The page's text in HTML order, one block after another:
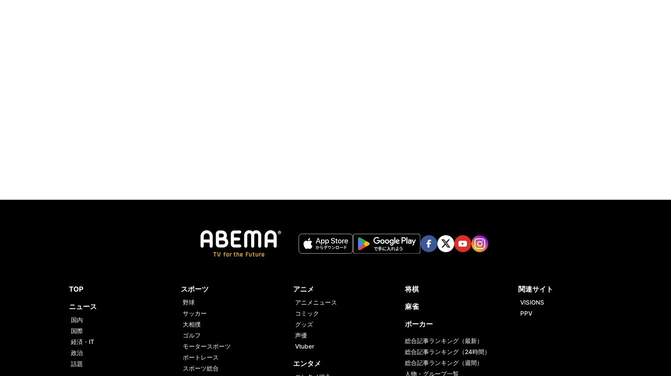
TOP
ニュース
国内
国際
経済・IT
政治
話題
スポーツ
野球
サッカー
大相撲
ゴルフ
モータースポーツ
ボートレース
スポーツ総合
アニメ
アニメニュース
コミック
グッズ
声優
Vtuber
エンタメ
将棋
麻雀
ポーカー
総合記事ランキング（最新）
総合記事ランキング（24時間）
総合記事ランキング（週間）
人物・グループ一覧
関連サイト
VISIONS
PPV